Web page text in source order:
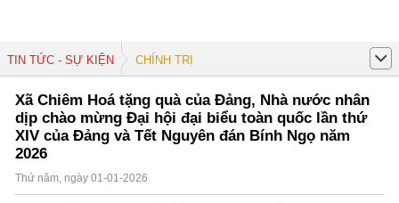
TIN TỨC - SỰ KIỆN CHÍNH TRỊ
Xã Chiêm Hoá tặng quà của Đảng, Nhà nước nhân
dịp chào mừng Đại hội đại biểu toàn quốc lần thứ
XIV của Đảng và Tết Nguyên đán Bính Ngọ năm
2026
Thứ năm, ngày 01-01-2026